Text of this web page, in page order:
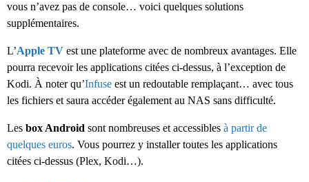
vous n’avez pas de console… voici quelques solutions
supplémentaires.
L’Apple TV est une plateforme avec de nombreux avantages. Elle
pourra recevoir les applications citées ci-dessus, à l’exception de
Kodi. À noter qu’Infuse est un redoutable remplaçant… avec tous
les fichiers et saura accéder également au NAS sans difficulté.
Les box Android sont nombreuses et accessibles à partir de
quelques euros. Vous pourrez y installer toutes les applications
citées ci-dessus (Plex, Kodi…).